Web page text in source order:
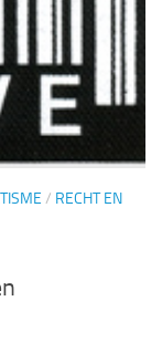
/ RECHT EN